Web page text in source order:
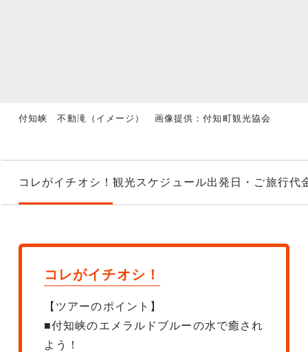
付知峡 不動滝（イメージ） 画像提供：付知町観光協会
コレがイチオシ！ 観光スケジュール出発日・ご旅行代
コレがイチオシ！
【ツアーのポイント】
■付知峡のエメラルドブルーの水で癒され
よう！